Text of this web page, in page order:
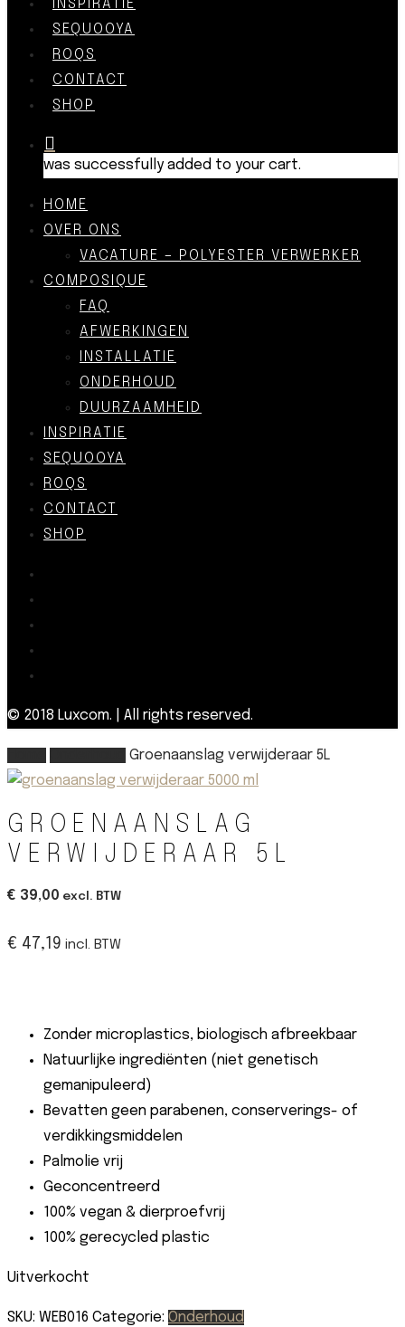
INSPIRATIE
SEQUOOYA
ROQS
CONTACT
SHOP
was successfully added to your cart.
HOME
OVER ONS
VACATURE – POLYESTER VERWERKER
COMPOSIQUE
FAQ
AFWERKINGEN
INSTALLATIE
ONDERHOUD
DUURZAAMHEID
INSPIRATIE
SEQUOOYA
ROQS
CONTACT
SHOP
© 2018 Luxcom. | All rights reserved.
Groenaanslag verwijderaar 5L
GROENAANSLAG
VERWIJDERAAR 5L
€ 39,00 excl. BTW
€ 47,19 incl. BTW
Zonder microplastics, biologisch afbreekbaar
Natuurlijke ingrediënten (niet genetisch
gemanipuleerd)
Bevatten geen parabenen, conserverings- of
verdikkingsmiddelen
Palmolie vrij
Geconcentreerd
100% vegan & dierproefvrij
100% gerecycled plastic
Uitverkocht
SKU: WEB016 Categorie: Onderhoud